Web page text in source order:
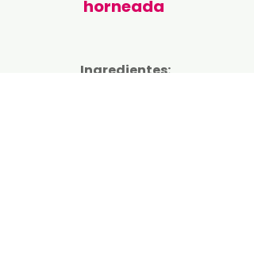
horneada
Ingredientes: